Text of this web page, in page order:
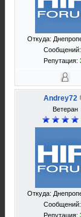
Откуда:
Сообщений:
Репутация:
Andrey72
Ветеран
Откуда:
Сообщений:
Репутация: